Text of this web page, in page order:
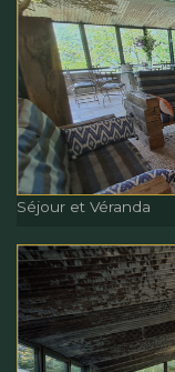
Séjour et Véranda